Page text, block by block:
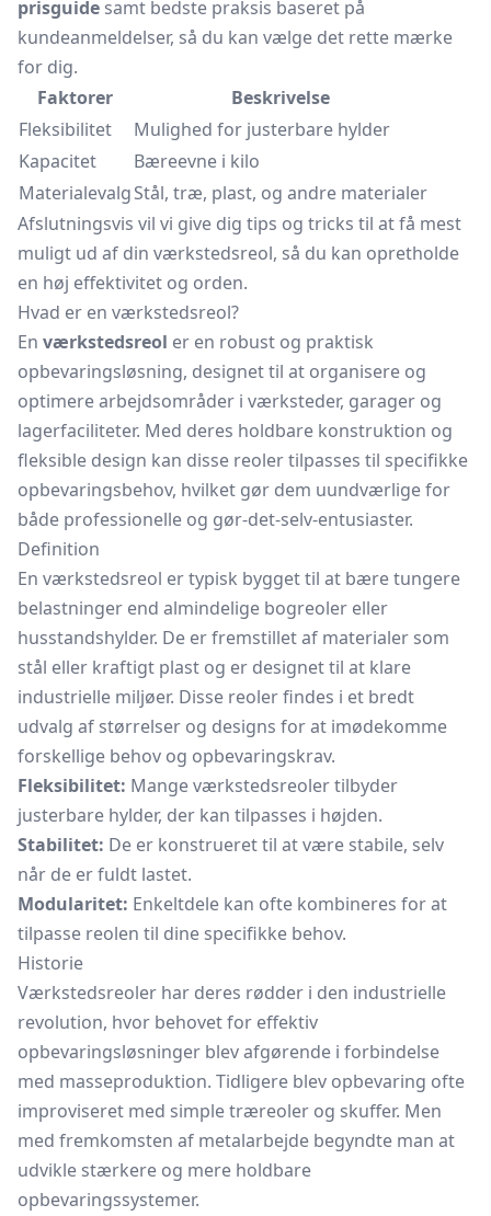
prisguide samt bedste praksis baseret på
kundeanmeldelser, så du kan vælge det rette mærke
for dig.
Faktorer
Beskrivelse
Fleksibilitet
Mulighed for justerbare hylder
Kapacitet
Bæreevne i kilo
MaterialevalgStål, træ, plast, og andre materialer
Afslutningsvis vil vi give dig tips og tricks til at få mest
muligt ud af din værkstedsreol, så du kan opretholde
en høj effektivitet og orden.
Hvad er en værkstedsreol?
En værkstedsreol er en robust og praktisk
opbevaringsløsning, designet til at organisere og
optimere arbejdsområder i værksteder, garager og
lagerfaciliteter. Med deres holdbare konstruktion og
fleksible design kan disse reoler tilpasses til specifikke
opbevaringsbehov, hvilket gør dem uundværlige for
både professionelle og gør-det-selv-entusiaster.
Definition
En værkstedsreol er typisk bygget til at bære tungere
belastninger end almindelige bogreoler eller
husstandshylder. De er fremstillet af materialer som
stål eller kraftigt plast og er designet til at klare
industrielle miljøer. Disse reoler findes i et bredt
udvalg af størrelser og designs for at imødekomme
forskellige behov og opbevaringskrav.
Fleksibilitet: Mange værkstedsreoler tilbyder
justerbare hylder, der kan tilpasses i højden.
Stabilitet: De er konstrueret til at være stabile, selv
når de er fuldt lastet.
Modularitet: Enkeltdele kan ofte kombineres for at
tilpasse reolen til dine specifikke behov.
Historie
Værkstedsreoler har deres rødder i den industrielle
revolution, hvor behovet for effektiv
opbevaringsløsninger blev afgørende i forbindelse
med masseproduktion. Tidligere blev opbevaring ofte
improviseret med simple træreoler og skuffer. Men
med fremkomsten af metalarbejde begyndte man at
udvikle stærkere og mere holdbare
opbevaringssystemer.